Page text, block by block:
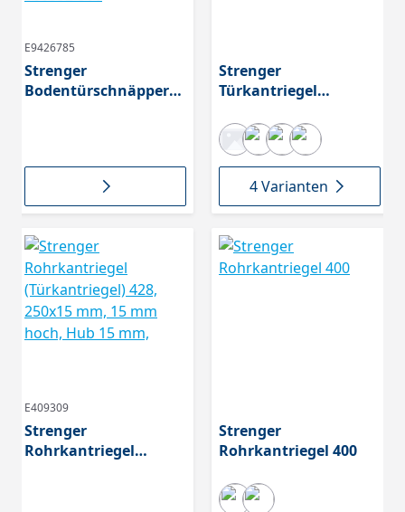
E9426785
Strenger
Bodentürschnäpper
S511-000352-500
Strenger
Türkantriegel
4 Varianten
E409309
Strenger
Rohrkantriegel
Strenger
Rohrkantriegel 400